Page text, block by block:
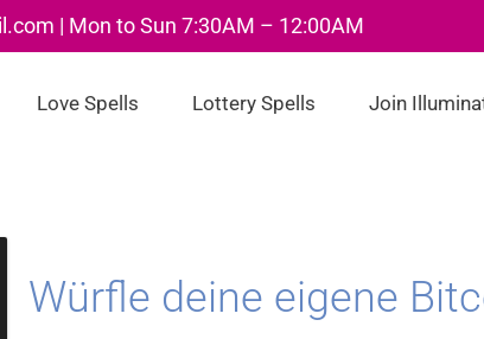
| Mon to Sun 7:30AM – 12:00AM
Love Spells Lottery Spells Join
Würfle deine eigene